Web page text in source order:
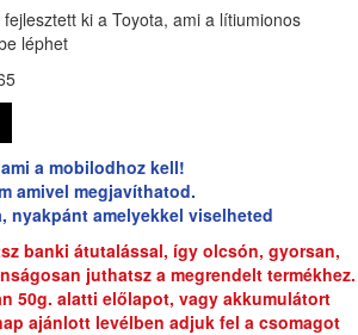
ki a Toyota, ami a lítiumionos
léphet
a mobilodhoz kell!
amivel megjavíthatod.
nyakpánt amelyekkel viselheted
banki átutalással, így olcsón, gyorsan,
juthatsz a megrendelt termékhez.
50g. alatti előlapot, vagy akkumulátort
ajánlott levélben adjuk fel a csomagot